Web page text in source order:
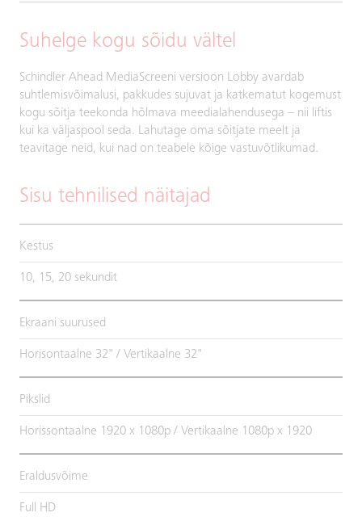
Suhelge kogu sõidu vältel
Schindler Ahead MediaScreeni versioon Lobby avardab
suhtlemisvõimalusi, pakkudes sujuvat ja katkematut kogemust
kogu sõitja teekonda hõlmava meedialahendusega – nii liftis
kui ka väljaspool seda. Lahutage oma sõitjate meelt ja
teavitage neid, kui nad on teabele kõige vastuvõtlikumad.
Sisu tehnilised näitajad
Kestus
10, 15, 20 sekundit
Ekraani suurused
Horisontaalne 32" / Vertikaalne 32"
Pikslid
Horissontaalne 1920 x 1080p / Vertikaalne 1080p x 1920
Eraldusvõime
Full HD